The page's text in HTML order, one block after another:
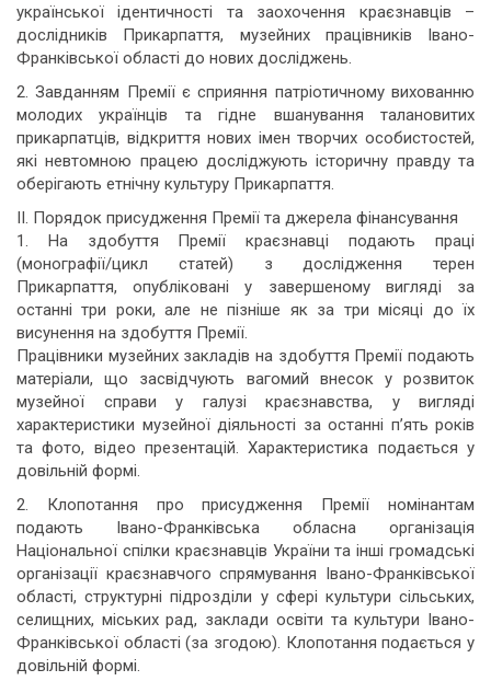
української ідентичності та заохочення краєзнавців –
дослідників Прикарпаття, музейних працівників Івано-
Франківської області до нових досліджень.
2. Завданням Премії є сприяння патріотичному вихованню
молодих українців та гідне вшанування талановитих
прикарпатців, відкриття нових імен творчих особистостей,
які невтомною працею досліджують історичну правду та
оберігають етнічну культуру Прикарпаття.
ІІ. Порядок присудження Премії та джерела фінансування
1. На здобуття Премії краєзнавці подають праці
(монографії/цикл статей) з дослідження терен
Прикарпаття, опубліковані у завершеному вигляді за
останні три роки, але не пізніше як за три місяці до їх
висунення на здобуття Премії.
Працівники музейних закладів на здобуття Премії подають
матеріали, що засвідчують вагомий внесок у розвиток
музейної справи у галузі краєзнавства, у вигляді
характеристики музейної діяльності за останні п’ять років
та фото, відео презентацій. Характеристика подається у
довільній формі.
2. Клопотання про присудження Премії номінантам
подають Івано-Франківська обласна організація
Національної спілки краєзнавців України та інші громадські
організації краєзнавчого спрямування Івано-Франківської
області, структурні підрозділи у сфері культури сільських,
селищних, міських рад, заклади освіти та культури Івано-
Франківської області (за згодою). Клопотання подається у
довільній формі.